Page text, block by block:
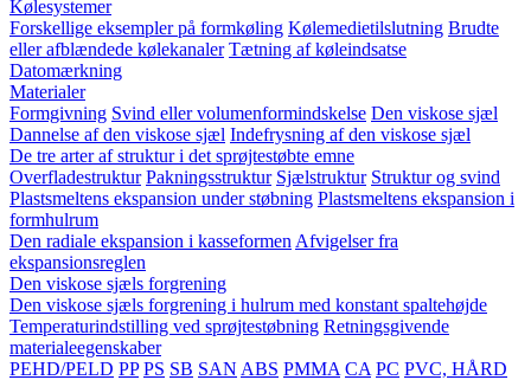
Kølesystemer
Forskellige eksempler på formkøling Kølemedietilslutning Brudte
eller afblændede kølekanaler Tætning af køleindsatse
Datomærkning
Materialer
Formgivning Svind eller volumenformindskelse Den viskose sjæl
Dannelse af den viskose sjæl Indefrysning af den viskose sjæl
De tre arter af struktur i det sprøjtestøbte emne
Overfladestruktur Pakningsstruktur Sjælstruktur Struktur og svind
Plastsmeltens ekspansion under støbning Plastsmeltens ekspansion i
formhulrum
Den radiale ekspansion i kasseformen Afvigelser fra
ekspansionsreglen
Den viskose sjæls forgrening
Den viskose sjæls forgrening i hulrum med konstant spaltehøjde
Temperaturindstilling ved sprøjtestøbning Retningsgivende
materialeegenskaber
PEHD/PELD PP PS SB SAN ABS PMMA CA PC PVC, HÅRD